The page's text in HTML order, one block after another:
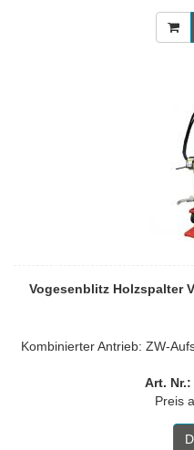
Vogesenblitz Holzspalter
Kombinierter Antrieb: ZW-
Art. Nr.:
Preis